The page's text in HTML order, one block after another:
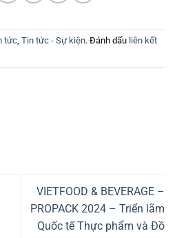
tức, Tin tức - Sự kiện. Đánh dấu liên kết
VIETFOOD & BEVERAGE –
PROPACK 2024 – Triển lãm
Quốc tế Thực phẩm và Đồ